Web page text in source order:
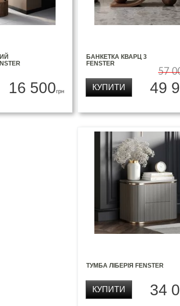
16 500грн
БАНКЕТКА КВАРЦ 3
FENSTER
57
49
КУПИТИ
ТУМБА ЛІБЕРІЯ FENSTER
34
КУПИТИ